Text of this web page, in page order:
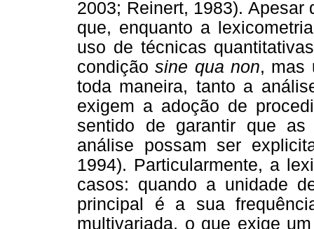
2003; Reinert, 1983).
que, enquanto a
uso de técnicas
condiçãosine qua non, mas
toda maneira, tanto a
exigem a adoção de
sentido de garantir que
análise possam ser
1994). Particularmente, a
casos: quando a unidade
principal é a sua
multivariada, o que exige